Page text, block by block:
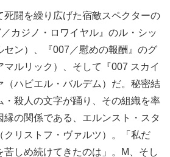
死闘を繰り広げた宿敵スペクターの
カジノ・ロワイヤル』のル・シッ
セン）、『007／慰めの報酬』のグ
マルリック）、そして『007 スカイ
（ハビエル・バルデム）だ。秘密結
・殺人の文字が踊り、その組織を率
縁の関係である、エルンスト・スタ
クリストフ・ヴァルツ）。「私だ
しめ続けてきたのは」。M、そし